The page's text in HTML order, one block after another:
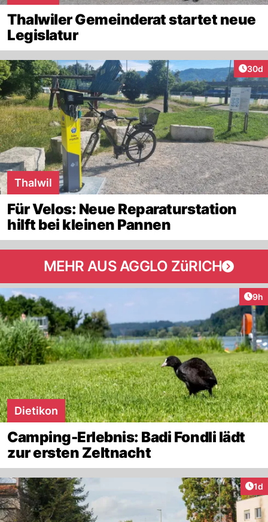
Thalwiler Gemeinderat startet neue
Legislatur
30d
Thalwil
Für Velos: Neue Reparaturstation
hilft bei kleinen Pannen
MEHR AUS AGGLO ZüRICH
9h
Dietikon
Camping-Erlebnis: Badi Fondli lädt
zur ersten Zeltnacht
1d